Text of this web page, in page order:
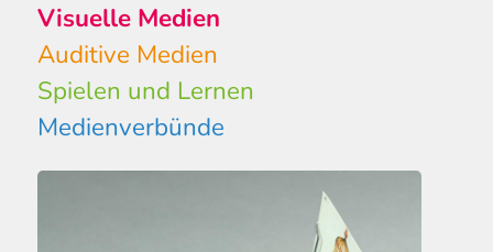
Visuelle Medien
Auditive Medien
Spielen und Lernen
Medienverbünde